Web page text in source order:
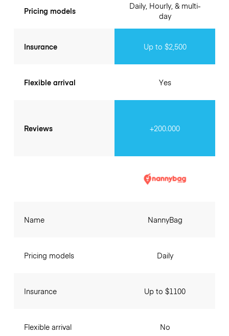
Pricing models
Insurance
Flexible arrival
Reviews
Daily, Hourly, & multi-
day
Up to $2,500
Yes
+200.000
Name
Pricing models
Insurance
Flexible arrival
NannyBag
Daily
Up to $1100
No